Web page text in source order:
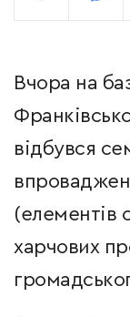
Вчора на
відбувся
(елементів
харчових